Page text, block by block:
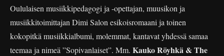
Oululaisen musiikkipedagogi ja -opettajan, muusikon ja
musiikkitoimittajan Dimi Salon esikoisromaani ja toinen
kokopitkä musiikkialbumi, molemmat, kantavat yhdessä samaa
teemaa ja nimeä ”Sopivanlaiset”. Mm. Kauko Röyhkä & The